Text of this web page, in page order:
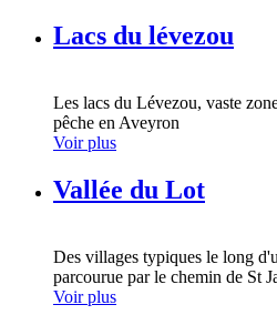
Lacs du lévezou
Les lacs du Lévezou, vaste
pêche en Aveyron
Voir plus
Vallée du Lot
Des villages typiques le long
parcourue par le chemin de St
Voir plus